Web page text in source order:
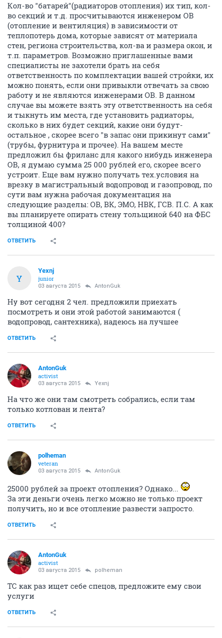
Кол-во "батарей"(радиаторов отопления) их тип, кол-
во секций и т.д. просчитываются инженером ОВ
(отопление и вентиляция) в зависимости от
теплопотерь дома, которые зависят от материала
стен, региона строительства, кол-ва и размера окон, и
т.п. параметров. Возможно приглашенные вами
специалисты не захотели брать на себя
ответственность по комплектации вашей стройки, их
можно понять, если они привыкли отвечать за свою
работу и не являются инженерами ОВ. В данном
случае вы можете взять эту ответственность на себя
и тыкнуть им места, где установить радиаторы,
сколько в них будет секций, какие они будут-
остальное , скорее всего "в запас они прикинут сами"
(трубы, фурнитура и прочее). На вашем месте
предложил бы фриланс для какого нибудь инженера
ОВ, я думаю сумма 25 000 рублей его, скорее всего
устроит. Еще вам нужно получать тех.условия на
врезку в магистральный водопровод и газопровод, по
сути вам нужна рабочая документация на
следующие разделы: ОВ, ВК, ЭМО, НВК, ГСВ. П.С. А как
вы планируете опирать стену тольщиной 640 на ФБС
толщиной 400?
ОТВЕТИТЬ
Y
Yexnj
junior
03 августа 2015 AntonGuk
Ну вот сегодня 2 чел. предложили приехать
посмотреть и они этой работой занимаются (
водопровод, сантехника), надеюсь на лучшее
ОТВЕТИТЬ
AntonGuk
activist
03 августа 2015 Yexnj
На что же они там смотреть собрались, если там
только котлован и лента?
ОТВЕТИТЬ
polheman
veteran
03 августа 2015 AntonGuk
25000 рублей за проект отопления? Однако...
За эти деньги очень легко можно не только проект
получить, но и все отопление развести запросто.
ОТВЕТИТЬ
AntonGuk
activist
03 августа 2015 polheman
ТС как раз ищет себе спецов, предложите ему свои
услуги
ОТВЕТИТЬ